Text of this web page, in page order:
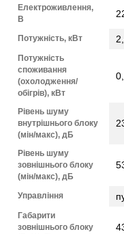
Електроживлення,
В
Потужність, кВт
Потужність
споживання
(охолодження/
обігрів), кВт
Рівень шуму
внутрішнього блоку
(мін/макс), дБ
Рівень шуму
зовнішнього блоку
(мін/макс), дБ
Управління
Габарити
зовнішнього блоку